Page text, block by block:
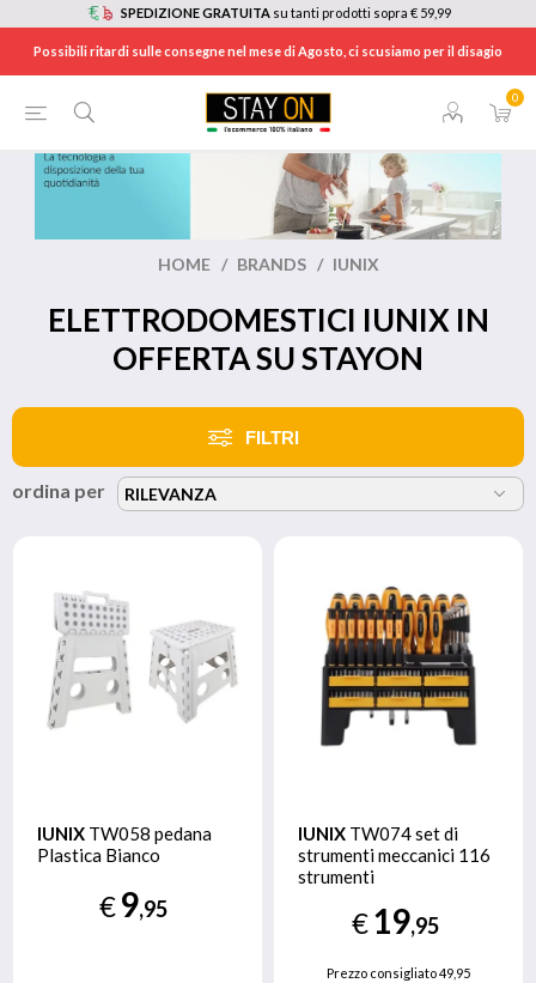
SPEDIZIONE GRATUITA su tanti prodotti sopra € 59,99
Possibili ritardi sulle consegne nel mese di Agosto, ci scusiamo per il disagio
0
HOME / BRANDS / IUNIX
ELETTRODOMESTICI IUNIX IN
OFFERTA SU STAYON
FILTRI
ordina per
IUNIX TW058 pedana
Plastica Bianco
€9,95
IUNIX TW074 set di
strumenti meccanici 116
strumenti
€19,95
Prezzo consigliato49,95